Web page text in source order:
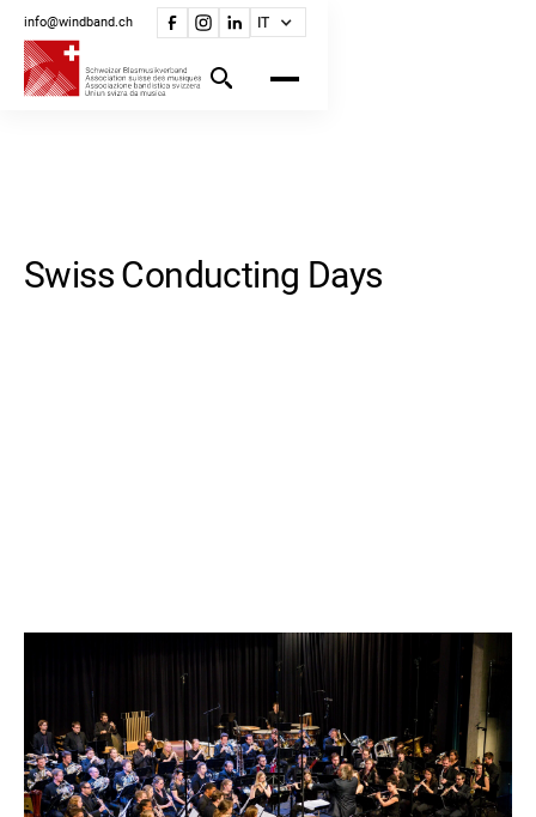
info@windband.ch IT
Swiss Conducting Days
Das sinfonische Blasorchester aulos, der SBV und vier
Hochschulen bündeln ihre Kräfte fürs Blasmusikwesen und
gestalten im März 2026 gemeinsam die Swiss Conducting